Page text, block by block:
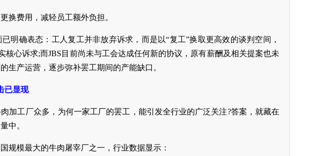
换费用，减轻员工额外负担。
明确表态：工人复工并非放弃诉求，而是以“复工”换取更高效的谈判空间，
核心诉求;而JBS目前尚未与工会达成任何新的协议，原有薪酬及相关提案也未
生产运营，逐步弥补罢工期间的产能缺口。
已显现
加工厂众多，为何一家工厂的罢工，能引发全行业的广泛关注?答案，就藏在
中。
规模最大的牛肉屠宰厂之一，行业数据显示：